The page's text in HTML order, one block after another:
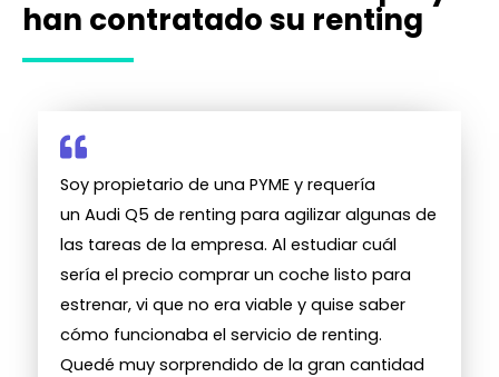
han contratado su renting
Soy propietario de una PYME y requería
un Audi Q5 de renting para agilizar algunas de
las tareas de la empresa. Al estudiar cuál
sería el precio comprar un coche listo para
estrenar, vi que no era viable y quise saber
cómo funcionaba el servicio de renting.
Quedé muy sorprendido de la gran cantidad